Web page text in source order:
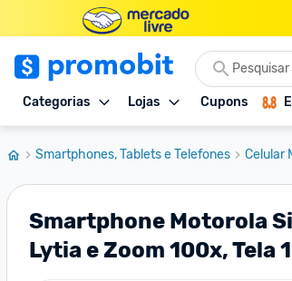
Categorias Lojas Cupons
Smartphones, Tablets e Telefones Celular
Smartphone Motorola
Lytia e Zoom 100x, Tela